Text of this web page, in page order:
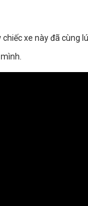
xe này đã cùng